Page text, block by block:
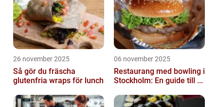
26 november 2025
Så gör du fräscha
glutenfria wraps för lunch
06 november 2025
Restaurang med bowling i
Stockholm: En guide till ...